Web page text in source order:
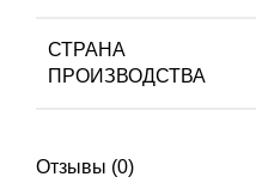
СТРАНА
ПРОИЗВОДСТВА
Отзывы (0)